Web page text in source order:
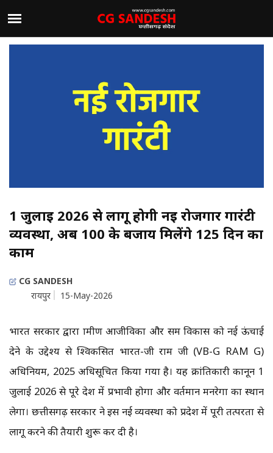
1 जुलाई 2026 से लागू होगी नई रोजगार गारंटी
व्यवस्था, अब 100 के बजाय मिलेंगे 125 दिन का
काम
CG SANDESH
रायपुर
15-May-2026
भारत सरकार द्वारा ग्रामीण आजीविका और समग्र विकास को नई ऊंचाई
देने के उद्देश्य से श्विकसित भारत-जी राम जी (VB-G RAM G)
अधिनियम, 2025 अधिसूचित किया गया है। यह क्रांतिकारी कानून 1
जुलाई 2026 से पूरे देश में प्रभावी होगा और वर्तमान मनरेगा का स्थान
लेगा। छत्तीसगढ़ सरकार ने इस नई व्यवस्था को प्रदेश में पूरी तत्परता से
लागू करने की तैयारी शुरू कर दी है।